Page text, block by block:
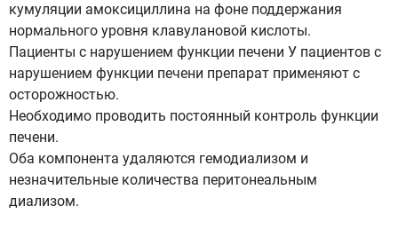
кумуляции амоксициллина на фоне поддержания
нормального уровня клавулановой кислоты.
Пациенты с нарушением функции печени У пациентов с
нарушением функции печени препарат применяют с
осторожностью.
Необходимо проводить постоянный контроль функции
печени.
Оба компонента удаляются гемодиализом и
незначительные количества перитонеальным
диализом.